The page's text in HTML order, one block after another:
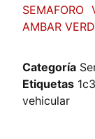
AMBAR
Categoría
Etiquetas
vehicular